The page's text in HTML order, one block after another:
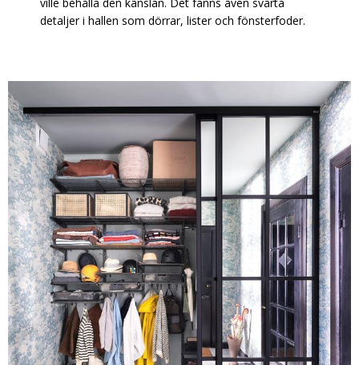
detaljer i hallen som dörrar, lister och fönsterfoder.